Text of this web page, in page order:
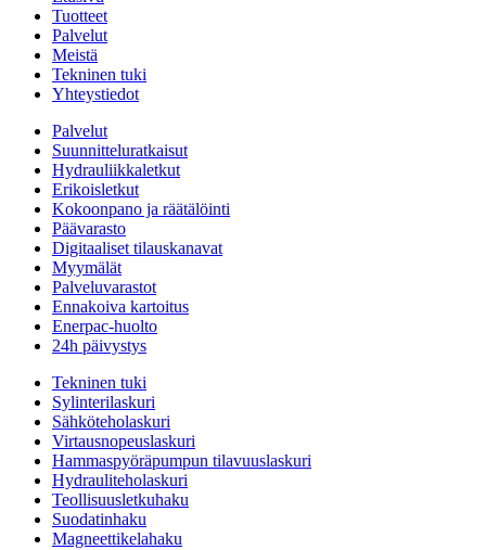
Tuotteet
Palvelut
Meistä
Tekninen tuki
Yhteystiedot
Palvelut
Suunnitteluratkaisut
Hydrauliikkaletkut
Erikoisletkut
Kokoonpano ja räätälöinti
Päävarasto
Digitaaliset tilauskanavat
Myymälät
Palveluvarastot
Ennakoiva kartoitus
Enerpac-huolto
24h päivystys
Tekninen tuki
Sylinterilaskuri
Sähköteholaskuri
Virtausnopeuslaskuri
Hammaspyöräpumpun tilavuuslaskuri
Hydrauliteholaskuri
Teollisuusletkuhaku
Suodatinhaku
Magneettikelahaku